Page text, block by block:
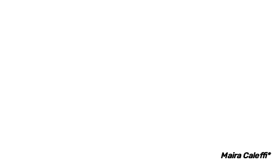
Maira Caleffi*